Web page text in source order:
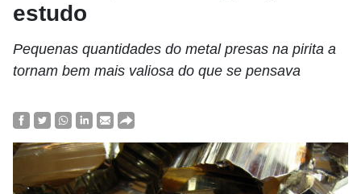
estudo
Pequenas quantidades do metal presas na pirita a
tornam bem mais valiosa do que se pensava